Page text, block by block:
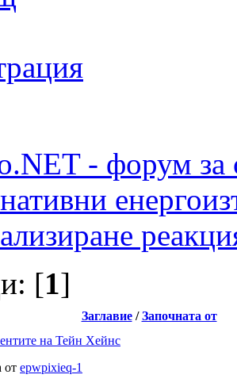
- форум за
[1]
Заглавие/Започната от
на Тейн Хейнс
от epwpixieq-1